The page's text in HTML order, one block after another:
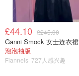
£44.10 £245.00
Ganni Smock 女士连衣裙
泡泡袖版
Flannels 727人感兴趣